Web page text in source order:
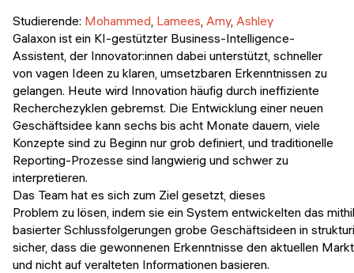
Python & Ops Einführungskurs
Studierende: Mohammed Lamees Amy, Ashley
Galaxon ist ein KI-gestützter Business-Intelligence-
Assistent, der Innovator:innen dabei unterstützt, schneller
von vagen Ideen zu klaren, umsetzbaren Erkenntnissen zu
gelangen. Heute wird Innovation häufig durch ineffiziente
Recherchezyklen gebremst. Die Entwicklung einer neuen
Geschäftsidee kann sechs bis acht Monate dauern, viele
Konzepte sind zu Beginn nur grob definiert, und traditionelle
Reporting-Prozesse sind langwierig und schwer zu
interpretieren.
Das Team hat es sich zum Ziel gesetzt, dieses
Problem zu lösen, indem sie ein System entwickelten das
basierter Schlussfolgerungen grobe Geschäftsideen in
sicher, dass die gewonnenen Erkenntnisse den aktuellen
und nicht auf veralteten Informationen basieren.